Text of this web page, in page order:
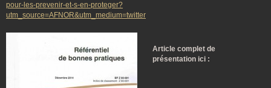
pour-les-prevenir-et-s-en-proteger?
utm_source=AFNOR&utm_medium=twitter
Article complet de
présentation ici :